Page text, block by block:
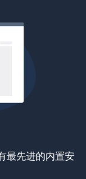
最先进的内置安